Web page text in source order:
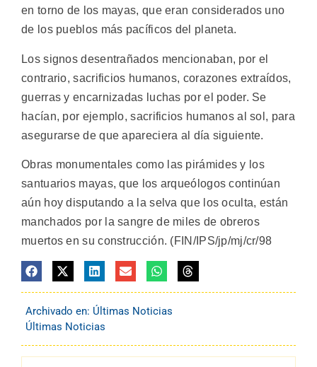
en torno de los mayas, que eran considerados uno
de los pueblos más pacíficos del planeta.
Los signos desentrañados mencionaban, por el
contrario, sacrificios humanos, corazones extraídos,
guerras y encarnizadas luchas por el poder. Se
hacían, por ejemplo, sacrificios humanos al sol, para
asegurarse de que apareciera al día siguiente.
Obras monumentales como las pirámides y los
santuarios mayas, que los arqueólogos continúan
aún hoy disputando a la selva que los oculta, están
manchados por la sangre de miles de obreros
muertos en su construcción. (FIN/IPS/jp/mj/cr/98
Archivado en: Últimas Noticias
Últimas Noticias